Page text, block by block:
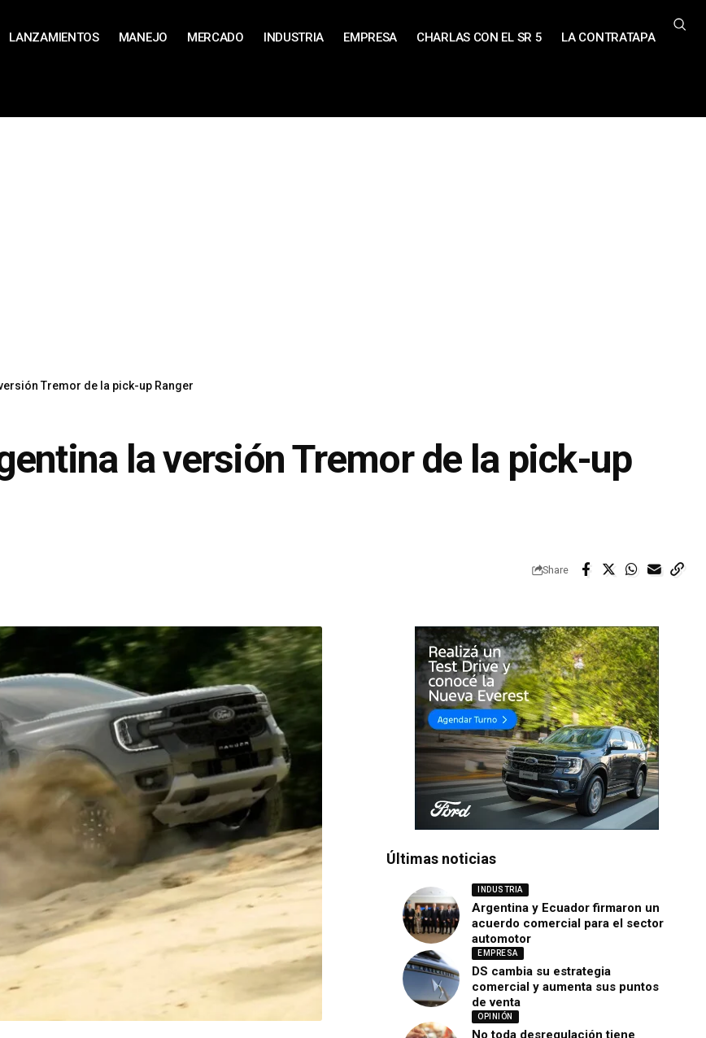
LANZAMIENTOS MANEJO MERCADO INDUSTRIA EMPRESA CHARLAS CON EL SR 5 LA CONTRATAPA
Tremor de la pick-up Ranger
la versión Tremor de la pick-up
Share
Últimas noticias
INDUSTRIA
Argentina y Ecuador firmaron un
acuerdo comercial para el sector
automotor
EMPRESA
DS cambia su estrategia
comercial y aumenta sus puntos
de venta
OPINIÓN
No toda desregulación tiene